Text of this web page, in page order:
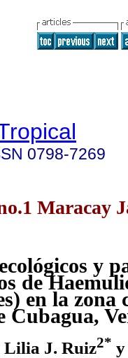
0798-7269
Maracay
y
de
en la zona
Cubagua,
J. Ruiz2*